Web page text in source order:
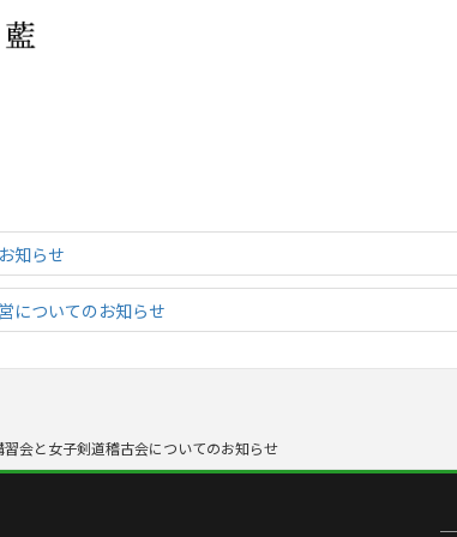
知らせ
についてのお知らせ
習会と女子剣道稽古会についてのお知らせ